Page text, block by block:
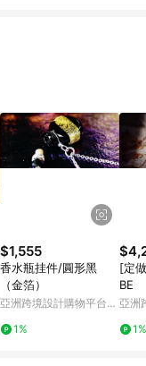
惠，P coins，
請更新至
開館保證金，補
之商品規格、
車不符，以
數紅包使用規
物前往 Pinkoi
合導購資格；承
前往 Pinkoi 頁
$1,555
香水瓶挂件/圓形黑
（金箔）
亞洲跨境設計購物平台
1%
[定
BE
亞洲
1%